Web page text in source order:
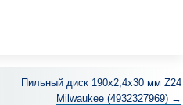
Пильный диск 190х2,4х30 мм Z24
Milwaukee (4932327969) →